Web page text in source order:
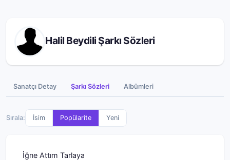
Halil Beydili Şarkı Sözleri
Sanatçı Detay Şarkı Sözleri Albümleri
Sırala: İsim Popülarite Yeni
İğne Attım Tarlaya